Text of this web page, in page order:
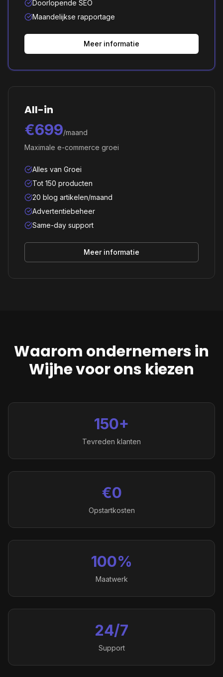
Doorlopende SEO
Maandelijkse rapportage
Meer informatie
All-in
€699/maand
Maximale e-commerce groei
Alles van Groei
Tot 150 producten
20 blog artikelen/maand
Advertentiebeheer
Same-day support
Meer informatie
Waarom ondernemers in
Wijhevoor ons kiezen
150+
Tevreden klanten
€0
Opstartkosten
100%
Maatwerk
24/7
Support